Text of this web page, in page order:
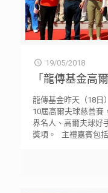
19/05/2018
「龍傳基金高
龍傳基金昨天（18日
10屆高爾夫球慈善賽
界名人、高爾夫球好
獎項。 主禮嘉賓包